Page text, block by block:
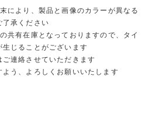
により、製品と画像のカラーが異なる
了承ください
共有在庫となっておりますので、タイ
生じることがございます
連絡させていただきます
う、よろしくお願いいたします